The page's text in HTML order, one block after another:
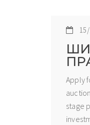
Apply
stage